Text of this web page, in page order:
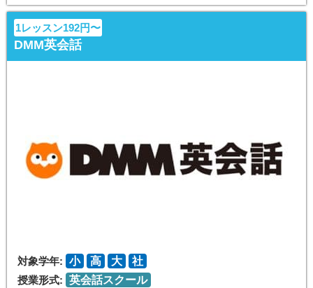
1レッスン192円〜
DMM英会話
対象学年: 小 高 大
社
授業形式: 英会話スクール